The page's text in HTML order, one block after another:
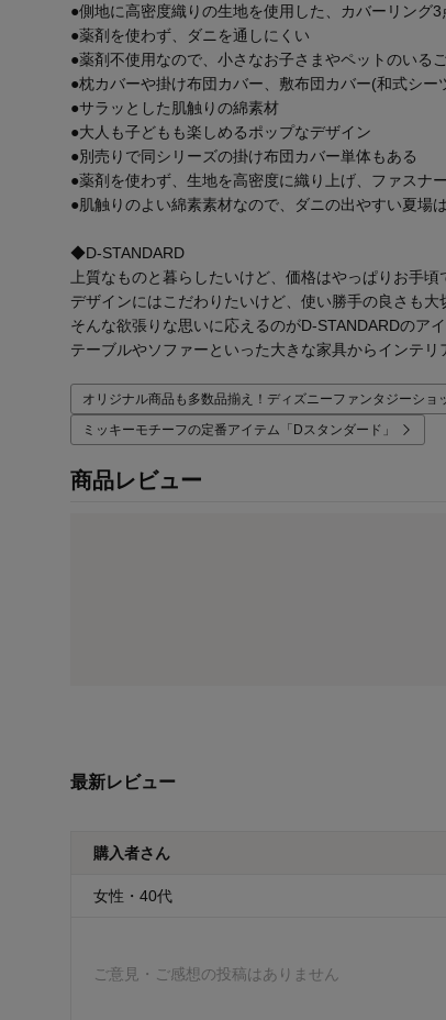
●側地に高密度織りの生地を使用した、カバーリング3
●薬剤を使わず、ダニを通しにくい
●薬剤不使用なので、小さなお子さまやペットのいる
●枕カバーや掛け布団カバー、敷布団カバー(和式シ
●サラッとした肌触りの綿素材
●大人も子どもも楽しめるポップなデザイン
●別売りで同シリーズの掛け布団カバー単体もある
●薬剤を使わず、生地を高密度に織り上げ、ファスナ
●肌触りのよい綿素素材なので、ダニの出やすい夏場
◆D-STANDARD
上質なものと暮らしたいけど、価格はやっぱりお手頃
デザインにはこだわりたいけど、使い勝手の良さも大
そんな欲張りな思いに応えるのがD-STANDARDのア
テーブルやソファーといった大きな家具からインテ
オリジナル商品も多数品揃え！ディズニーファンタジーショ
ミッキーモチーフの定番アイテム「Dスタンダード」
商品レビュー
最新レビュー
購入者さん
女性・40代
ご意見・ご感想の投稿はありません